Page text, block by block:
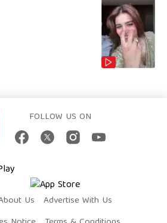
FOLLOW US ON
Us
Advertise With Us